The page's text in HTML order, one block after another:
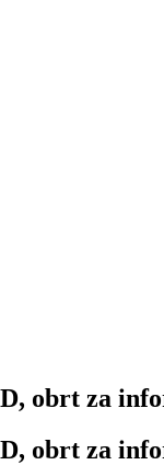
obrt za
obrt za